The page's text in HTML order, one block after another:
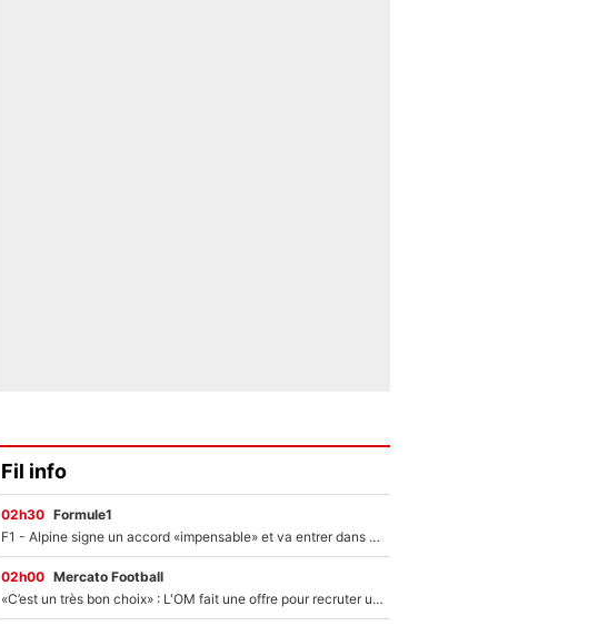
Fil info
02h30 Formule1
F1 - Alpine signe un accord «impensable» et va entrer dans une nouvelle dimension : Grande nouvelle pour Pierre Gasly !
02h00 Mercato Football
«C’est un très bon choix» : L'OM fait une offre pour recruter un ancien joueur du PSG... et c'est validé dans l'After Foot !